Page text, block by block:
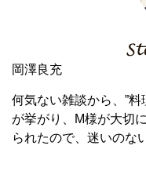
岡澤良充
何気ない雑談から、”料
が挙がり、M様が大切
られたので、迷いのな